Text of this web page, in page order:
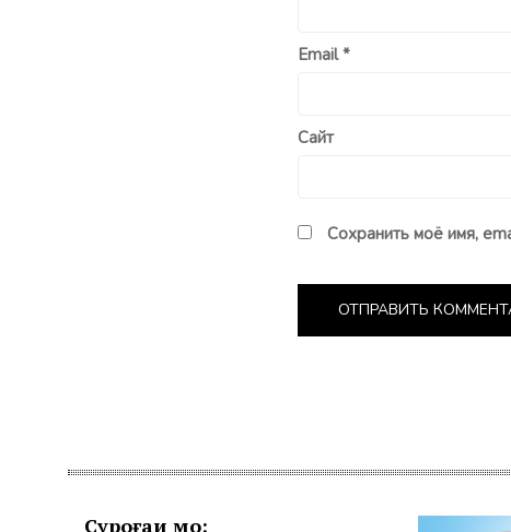
Email*
Сайт
Сохранить моё имя,
Суроғаи мо: